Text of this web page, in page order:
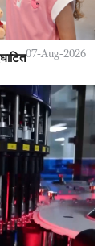
07-Aug-2026